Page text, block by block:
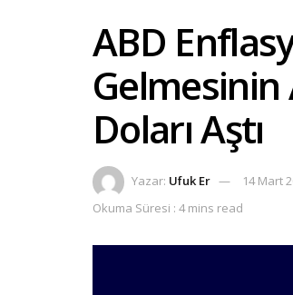
ABD
Gelmesinin
Doları Aştı
Yazar: Ufuk Er 14 Mart
Okuma Süresi : 4 mins read